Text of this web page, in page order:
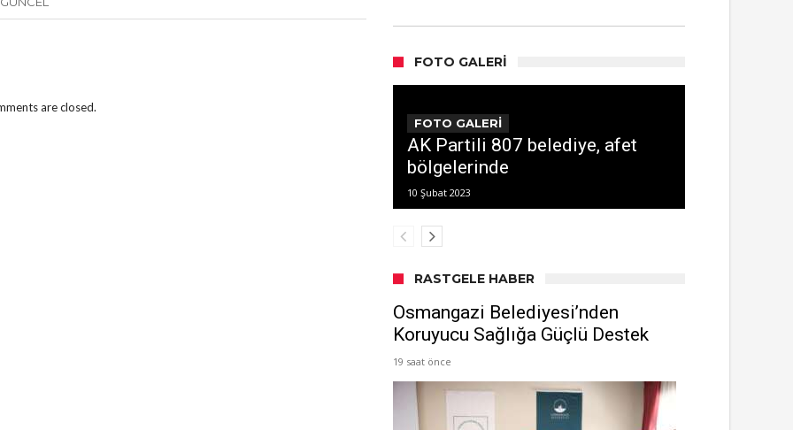
are closed.
FOTO GALERI
FOTO GALERİ
AK Partili 807 belediye, afet
bölgelerinde
10 Şubat 2023
RASTGELE HABER
Osmangazi Belediyesi’nden
Koruyucu Sağlığa Güçlü Destek
19 saat önce